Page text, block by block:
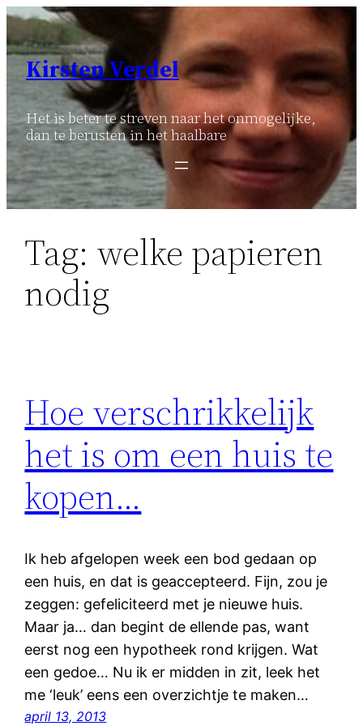
Ga
naar
inhoud
Kirsten Verdel
Het is beter te streven naar het onmogelijke,
dan te berusten in het haalbare
Tag: welke papieren
nodig
Hoe verschrikkelijk
het is om een huis te
kopen…
Ik heb afgelopen week een bod gedaan op
een huis, en dat is geaccepteerd. Fijn, zou je
zeggen: gefeliciteerd met je nieuwe huis.
Maar ja… dan begint de ellende pas, want
eerst nog een hypotheek rond krijgen. Wat
een gedoe… Nu ik er midden in zit, leek het
me ‘leuk’ eens een overzichtje te maken…
april 13, 2013